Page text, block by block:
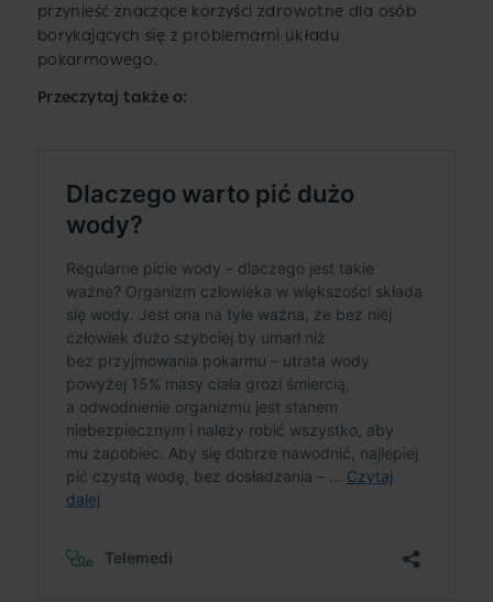
przynieść znaczące korzyści zdrowotne dla osób
borykających się z problemami układu
pokarmowego.
Przeczytaj także o: